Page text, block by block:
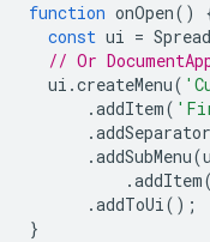
function onOpen()
const ui =
// Or
ui .createMenu(
.addItem(
.addSeparator
.addSubMenu(
.addItem(
.addToUi();
}